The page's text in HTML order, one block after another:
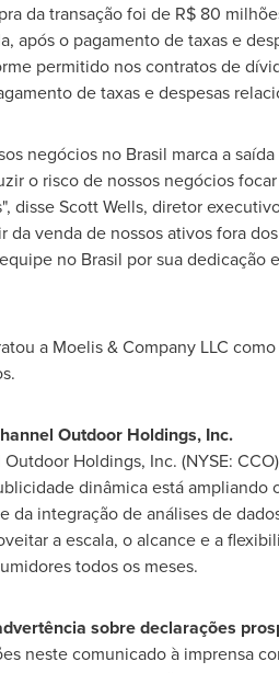
da transação foi de R$ 80
após o pagamento de taxas e
permitido nos contratos de
de taxas e despesas
negócios no Brasil marca a
o risco de nossos negócios
disse Scott Wells, diretor
da venda de nossos ativos fora
no Brasil por sua dedicação
a Moelis & Company LLC
Outdoor Holdings, Inc.
Holdings, Inc. (NYSE:
dinâmica está
da integração de análises de
a escala, o alcance e a
todos os meses.
sobre declarações
neste comunicado à imprensa